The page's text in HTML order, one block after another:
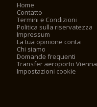
Home
Contatto
Termini e Condizioni
Politica sulla riservatezza
Impressum
La tua opinione conta
Chi siamo
Domande frequenti
Transfer aeroporto Vienna
Impostazioni cookie